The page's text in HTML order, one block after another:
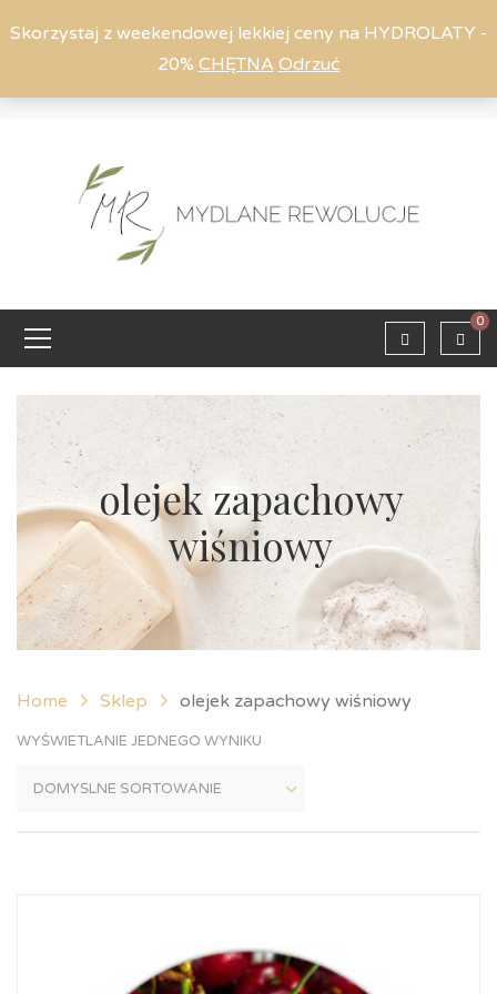
Skorzystaj z weekendowej lekkiej ceny na HYDROLATY -
20% CHĘTNA Odrzuć
0
olejek zapachowy
wiśniowy
Home Sklep olejek zapachowy wiśniowy
WYŚWIETLANIE JEDNEGO WYNIKU